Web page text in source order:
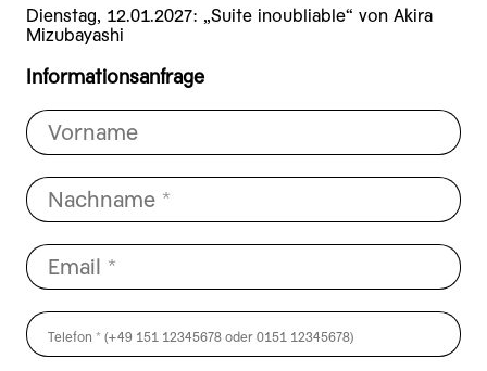
Dienstag, 12.01.2027: „Suite inoubliable“ von Akira
Mizubayashi
Informationsanfrage